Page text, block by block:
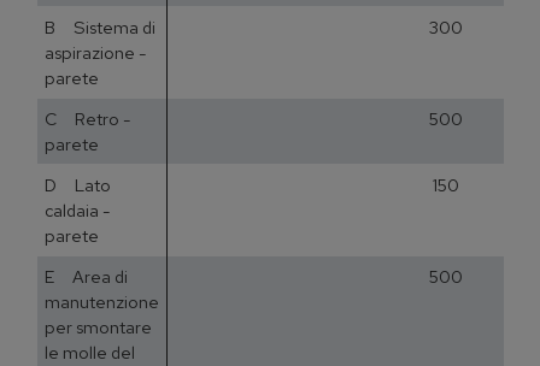
B Sistema di
aspirazione -
parete
300
C Retro -
parete
500
D Lato
caldaia -
parete
150
E Area di
manutenzione
per smontare
le molle del
500